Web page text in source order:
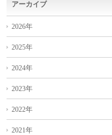
アーカイブ
2026年
2025年
2024年
2023年
2022年
2021年